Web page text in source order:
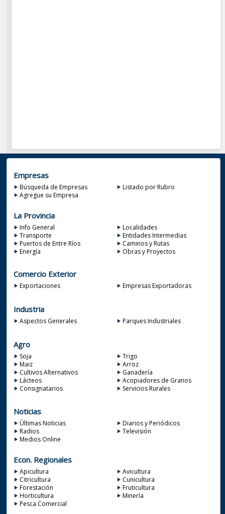
Empresas
Búsqueda de Empresas
Listado por Rubro
Agregue su Empresa
La Provincia
Info General
Localidades
Transporte
Entidades Intermedias
Puertos de Entre Ríos
Caminos y Rutas
Energía
Obras y Proyectos
Comercio Exterior
Exportaciones Empresas Exportadoras
Industria
Aspectos Generales Parques Industriales
Agro
Soja
Trigo
Maiz
Arroz
Cultivos Alternativos
Ganadería
Lácteos
Acopiadores de Granos
Consignatarios
Servicios Rurales
Noticias
Últimas Noticias
Diarios y Periódicos
Radios
Televisión
Medios Online
Econ. Regionales
Apicultura
Avicultura
Citricultura
Cunicultura
Forestación
Fruticultura
Horticultura
Minería
Pesca Comercial